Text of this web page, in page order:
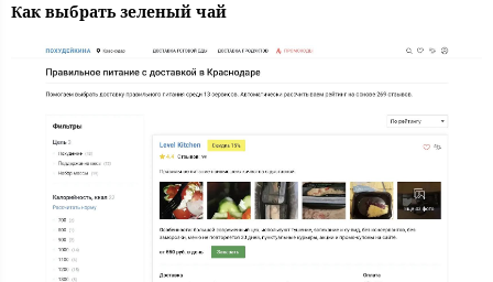
Как выбрать зеленый чай